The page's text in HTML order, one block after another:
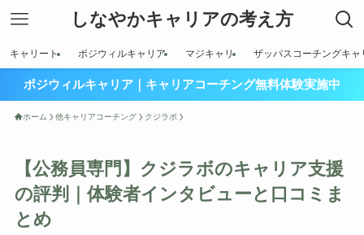
しなやかキャリアの考え方
キャリート ポジウィルキャリア マジキャリ ザッパスコーチングキャ
ポジウィルキャリア｜キャリアコーチング無料体験実施中
ホーム 他キャリアコーチング クジラボ
【公務員専門】クジラボのキャリア支援
の評判｜体験者インタビューと口コミま
とめ